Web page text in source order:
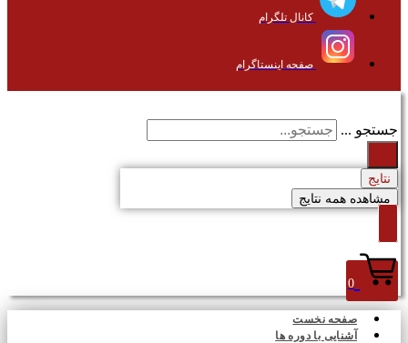
کانال تلگرام
صفحه اینستاگرام
جستجو ...
نتایج
مشاهده همه نتایج
0
صفحه نخست
آشنایی با دوره ها